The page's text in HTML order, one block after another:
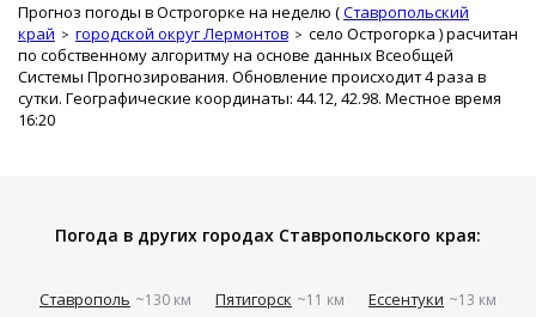
Прогноз погоды в Острогорке на неделю (Ставропольский
край
городской округ Лермонтов село Острогорка ) расчитан
по собственному алгоритму на основе данных Всеобщей
Системы Прогнозирования. Обновление происходит 4 раза в
сутки. Географические координаты: 44.12, 42.98. Местное время
16:20
Погода в других городах Ставропольского края:
Ставрополь ~130 км Пятигорск ~11 км Ессентуки ~13 км